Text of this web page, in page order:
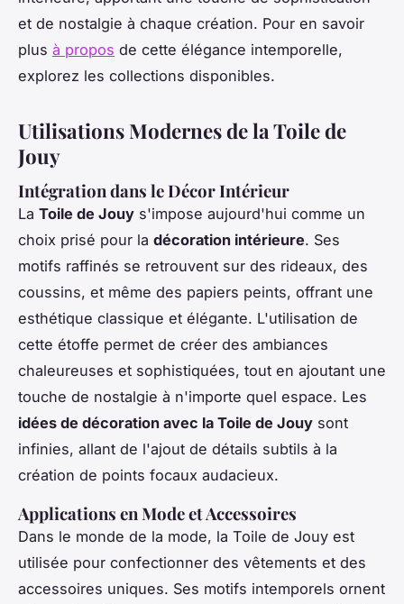
et de nostalgie à chaque création. Pour en savoir
plus à propos de cette élégance intemporelle,
explorez les collections disponibles.
Utilisations Modernes de la Toile de
Jouy
Intégration dans le Décor Intérieur
La Toile de Jouy s'impose aujourd'hui comme un
choix prisé pour la décoration intérieure. Ses
motifs raffinés se retrouvent sur des rideaux, des
coussins, et même des papiers peints, offrant une
esthétique classique et élégante. L'utilisation de
cette étoffe permet de créer des ambiances
chaleureuses et sophistiquées, tout en ajoutant une
touche de nostalgie à n'importe quel espace. Les
idées de décoration avec la Toile de Jouy sont
infinies, allant de l'ajout de détails subtils à la
création de points focaux audacieux.
Applications en Mode et Accessoires
Dans le monde de la mode, la Toile de Jouy est
utilisée pour confectionner des vêtements et des
accessoires uniques. Ses motifs intemporels ornent